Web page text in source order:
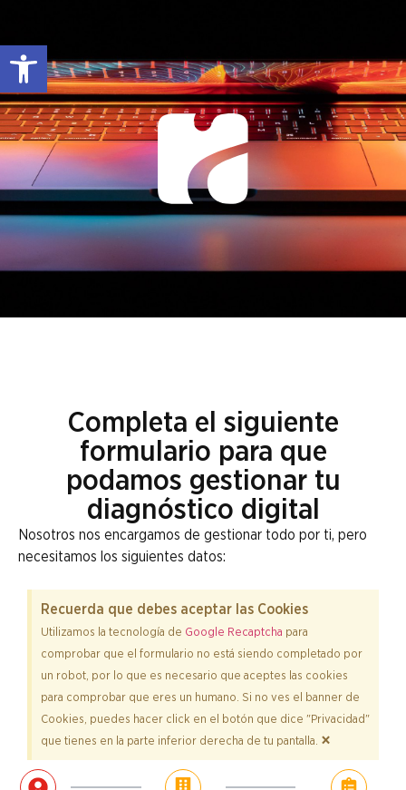
Abrir barra de herramientas
Completa el siguiente
formulario para que
podamos gestionar tu
diagnóstico digital
Nosotros nos encargamos de gestionar todo por ti, pero
necesitamos los siguientes datos:
Recuerda que debes aceptar las Cookies
Utilizamos la tecnología de Google Recaptcha para
comprobar que el formulario no está siendo completado por
un robot, por lo que es necesario que aceptes las cookies
para comprobar que eres un humano. Si no ves el banner de
Cookies, puedes hacer click en el botón que dice "Privacidad"
que tienes en la parte inferior derecha de tu pantalla. ×